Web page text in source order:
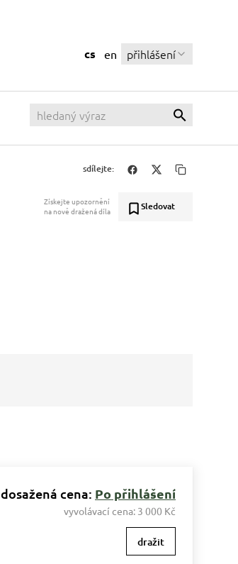
cs en přihlášení
sdílejte:
Získejte upozornění
na nově dražená díla
Sledovat
dosažená cena: Po přihlášení
vyvolávací cena: 3 000 Kč
dražit